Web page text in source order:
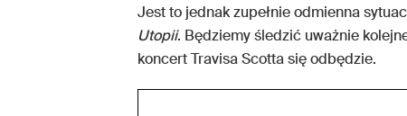
Jest to jednak zupełnie odmienna
Utopii. Będziemy śledzić uważnie
koncert Travisa Scotta się odbędzie.